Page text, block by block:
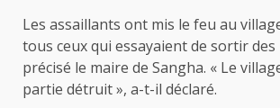
Les assaillants ont mis le feu au
tous ceux qui essayaient de sortir
précisé le maire de Sangha. « Le
partie détruit », a-t-il déclaré.